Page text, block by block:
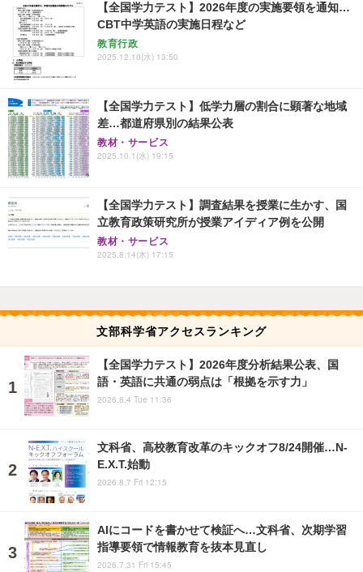
【全国学力テスト】2026年度の実施要領を通知…
CBT中学英語の実施日程など
教育行政
2025.12.10(水) 13:50
【全国学力テスト】低学力層の割合に顕著な地域
差…都道府県別の結果公表
教材・サービス
2025.10.1(水) 19:15
【全国学力テスト】調査結果を授業に生かす、国
立教育政策研究所が授業アイディア例を公開
教材・サービス
2025.8.14(木) 17:15
文部科学省アクセスランキング
【全国学力テスト】2026年度分析結果公表、国
語・英語に共通の弱点は「根拠を示す力」
2026.8.4 Tue 11:36
文科省、高校教育改革のキックオフ8/24開催…N-
E.X.T.始動
2026.8.7 Fri 12:15
AIにコードを書かせて検証へ…文科省、次期学習
指導要領で情報教育を抜本見直し
2026.7.31 Fri 15:45